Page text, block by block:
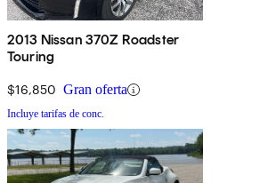
2013 Nissan 370Z Roadster
Touring
$16,850 Gran oferta
Incluye tarifas de conc.